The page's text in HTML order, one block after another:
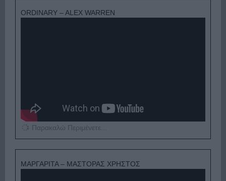
ORDINARY – ALEX WARREN
Παρακαλώ Περιμένετε...
ΜΑΡΓΑΡΙΤΑ – ΜΑΣΤΟΡΑΣ ΧΡΗΣΤΟΣ